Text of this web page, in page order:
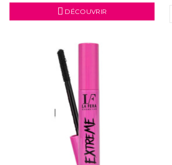
DÉCOUVRIR